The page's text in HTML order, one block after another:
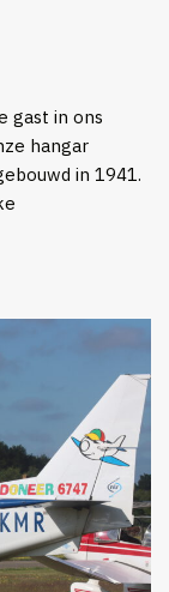
gast in ons
hangar
in 1941.